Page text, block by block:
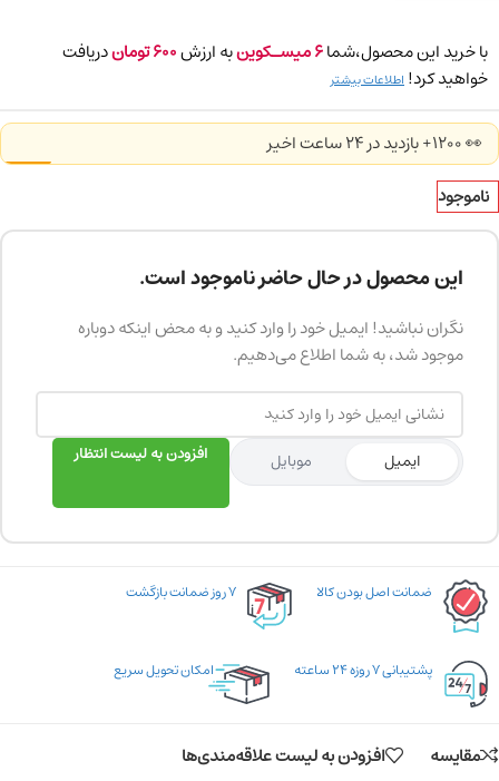
با خرید این محصول،شما6میسـکوینبه ارزش600توماندریافت
خواهید کرد! اطلاعات بیشتر
👀 1200+ بازدید در ۲۴ ساعت اخیر
ناموجود
این محصول در حال حاضر ناموجود است.
نگران نباشید! ایمیل خود را وارد کنید و به محض اینکه دوباره
موجود شد، به شما اطلاع می‌دهیم.
ایمیل موبایل افزودن به لیست انتظار
ضمانت اصل بودن کالا ۷ روز ضمانت بازگشت
پشتیبانی ۷ روزه ۲۴ ساعته امکان تحویل سریع
مقایسه افزودن به لیست علاقه‌مندی‌ها